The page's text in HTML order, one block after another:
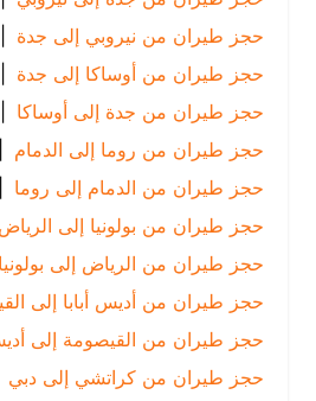
حجز طيران من نيروبي إلى جدة
حجز طيران من أوساكا إلى جدة
حجز طيران من جدة إلى أوساكا |
حجز طيران من روما إلى الدمام
|
حجز طيران من الدمام إلى روما
|
حجز طيران من بولونيا إلى الرياض
|
حجز طيران من الرياض إلى بولونيا
|
حجز طيران من أديس أبابا إلى القيصومة
حجز طيران من القيصومة إلى أديس أبابا
حجز طيران من كراتشي إلى دبي |